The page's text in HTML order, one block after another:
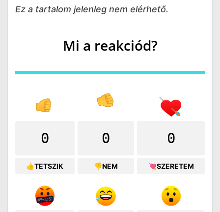
Ez a tartalom jelenleg nem elérhető.
Mi a reakciód?
0
👍TETSZIK
0
👎NEM
0
💘SZERETEM